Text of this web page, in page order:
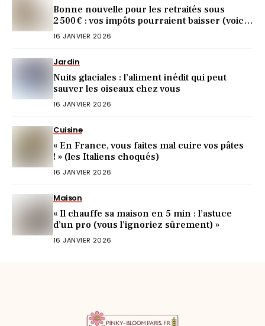
Bonne nouvelle pour les retraités sous
2 500 € : vos impôts pourraient baisser (voici
comment)
16 JANVIER 2026
Jardin
Nuits glaciales : l’aliment inédit qui peut
sauver les oiseaux chez vous
16 JANVIER 2026
Cuisine
« En France, vous faites mal cuire vos pâtes
! » (les Italiens choqués)
16 JANVIER 2026
Maison
« Il chauffe sa maison en 5 min : l’astuce
d’un pro (vous l’ignoriez sûrement) »
16 JANVIER 2026